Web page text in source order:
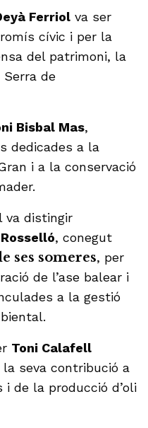
Ferriol va ser
cívic i per la
del patrimoni, la
de
Bisbal Mas,
dedicades a la
i a la conservació
va distingir
, conegut
ses someres, per
de l’ase balear i
a la gestió
Toni Calafell
seva contribució a
de la producció d’oli